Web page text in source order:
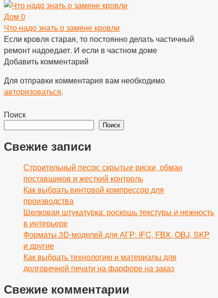
Дом 0
Что надо знать о замене кровли
Если кровля старая, то постоянно делать частичный
ремонт надоедает. И если в частном доме
Добавить комментарий
Для отправки комментария вам необходимо
авторизоваться.
Поиск
Поиск
Свежие записи
Строительный песок: скрытые риски, обман
поставщиков и жесткий контроль
Как выбрать винтовой компрессор для
производства
Шелковая штукатурка: роскошь текстуры и нежность
в интерьере
Форматы 3D-моделей для АГР: IFC, FBX, OBJ, SKP
и другие
Как выбрать технологию и материалы для
долговечной печати на фарфоре на заказ
Свежие комментарии